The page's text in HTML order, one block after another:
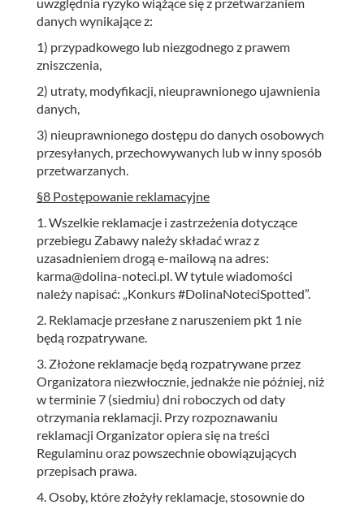
uwzględnia ryzyko wiążące się z przetwarzaniem
danych wynikające z:
1) przypadkowego lub niezgodnego z prawem
zniszczenia,
2) utraty, modyfikacji, nieuprawnionego ujawnienia
danych,
3) nieuprawnionego dostępu do danych osobowych
przesyłanych, przechowywanych lub w inny sposób
przetwarzanych.
§8 Postępowanie reklamacyjne
1. Wszelkie reklamacje i zastrzeżenia dotyczące
przebiegu Zabawy należy składać wraz z
uzasadnieniem drogą e-mailową na adres:
karma@dolina-noteci.pl. W tytule wiadomości
należy napisać: „Konkurs #DolinaNoteciSpotted”.
2. Reklamacje przesłane z naruszeniem pkt 1 nie
będą rozpatrywane.
3. Złożone reklamacje będą rozpatrywane przez
Organizatora niezwłocznie, jednakże nie później, niż
w terminie 7 (siedmiu) dni roboczych od daty
otrzymania reklamacji. Przy rozpoznawaniu
reklamacji Organizator opiera się na treści
Regulaminu oraz powszechnie obowiązujących
przepisach prawa.
4. Osoby, które złożyły reklamacje, stosownie do